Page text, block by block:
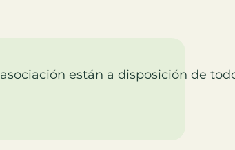
están a disposición de